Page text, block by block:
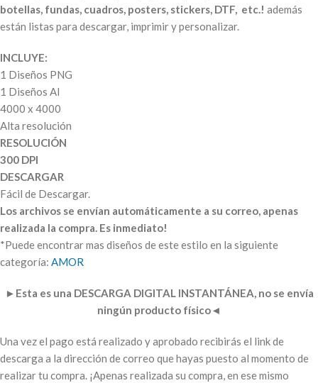
botellas, fundas, cuadros, posters, stickers, DTF, etc.! además
están listas para descargar, imprimir y personalizar.
INCLUYE:
1 Diseños PNG
1 Diseños AI
4000 x 4000
Alta resolución
RESOLUCIÓN
300 DPI
DESCARGAR
Fácil de Descargar.
Los archivos se envían automáticamente a su correo, apenas
realizada la compra. Es inmediato!
*Puede encontrar mas diseños de este estilo en la siguiente
categoría: AMOR
► Esta es una DESCARGA DIGITAL INSTANTÁNEA, no se envía
ningún producto físico◄
Una vez el pago está realizado y aprobado recibirás el link de
descarga a la dirección de correo que hayas puesto al momento de
realizar tu compra. ¡Apenas realizada su compra, en ese mismo